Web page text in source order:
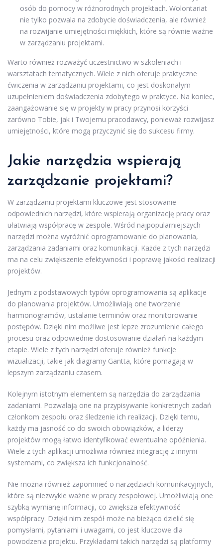
osób do pomocy w różnorodnych projektach. Wolontariat
nie tylko pozwala na zdobycie doświadczenia, ale również
na rozwijanie umiejętności miękkich, które są równie ważne
w zarządzaniu projektami.
Warto również rozważyć uczestnictwo w szkoleniach i
warsztatach tematycznych. Wiele z nich oferuje praktyczne
ćwiczenia w zarządzaniu projektami, co jest doskonałym
uzupełnieniem doświadczenia zdobytego w praktyce. Na koniec,
zaangażowanie się w projekty w pracy przynosi korzyści
zarówno Tobie, jak i Twojemu pracodawcy, ponieważ rozwijasz
umiejętności, które mogą przyczynić się do sukcesu firmy.
Jakie narzędzia wspierają
zarządzanie projektami?
W zarządzaniu projektami kluczowe jest stosowanie
odpowiednich narzędzi, które wspierają organizację pracy oraz
ułatwiają współpracę w zespole. Wśród najpopularniejszych
narzędzi można wyróżnić oprogramowanie do planowania,
zarządzania zadaniami oraz komunikacji. Każde z tych narzędzi
ma na celu zwiększenie efektywności i poprawę jakości realizacji
projektów.
Jednym z podstawowych typów oprogramowania są aplikacje
do planowania projektów. Umożliwiają one tworzenie
harmonogramów, ustalanie terminów oraz monitorowanie
postępów. Dzięki nim możliwe jest lepze zrozumienie całego
procesu oraz odpowiednie dostosowanie działań na każdym
etapie. Wiele z tych narzędzi oferuje również funkcje
wizualizacji, takie jak diagramy Gantta, które pomagają w
lepszym zarządzaniu czasem.
Kolejnym istotnym elementem są narzędzia do zarządzania
zadaniami. Pozwalają one na przypisywanie konkretnych zadań
członkom zespołu oraz śledzenie ich realizacji. Dzięki temu,
każdy ma jasność co do swoich obowiązków, a liderzy
projektów mogą łatwo identyfikować ewentualne opóźnienia.
Wiele z tych aplikacji umożliwia również integrację z innymi
systemami, co zwiększa ich funkcjonalność.
Nie można również zapomnieć o narzędziach komunikacyjnych,
które są niezwykle ważne w pracy zespołowej. Umożliwiają one
szybką wymianę informacji, co zwiększa efektywność
współpracy. Dzięki nim zespół może na bieżąco dzielić się
pomysłami, pytaniami i uwagami, co jest kluczowe dla
powodzenia projektu. Przykładami takich narzędzi są platformy